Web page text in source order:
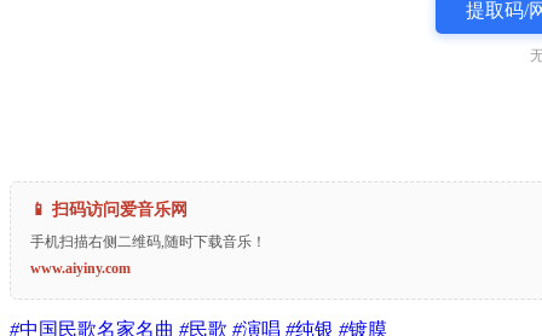
提取码/
📱 扫码访问爱音乐网
手机扫描右侧二维码,随时下载音乐！
www.aiyiny.com
#中国民歌名家名曲 #民歌 #演唱 #纯银 #镀膜